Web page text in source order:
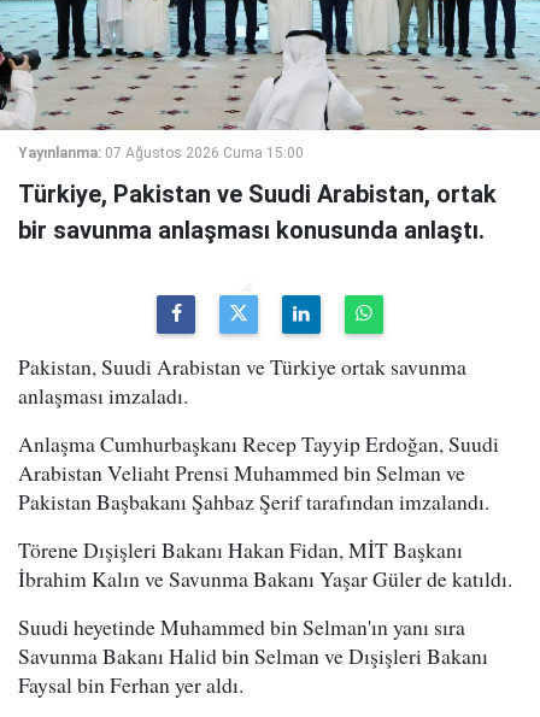
Yayınlanma: 07 Ağustos 2026 Cuma 15:00
Türkiye, Pakistan ve Suudi Arabistan, ortak
bir savunma anlaşması konusunda anlaştı.
Pakistan, Suudi Arabistan ve Türkiye ortak savunma
anlaşması imzaladı.
Anlaşma Cumhurbaşkanı Recep Tayyip Erdoğan, Suudi
Arabistan Veliaht Prensi Muhammed bin Selman ve
Pakistan Başbakanı Şahbaz Şerif tarafından imzalandı.
Törene Dışişleri Bakanı Hakan Fidan, MİT Başkanı
İbrahim Kalın ve Savunma Bakanı Yaşar Güler de katıldı.
Suudi heyetinde Muhammed bin Selman'ın yanı sıra
Savunma Bakanı Halid bin Selman ve Dışişleri Bakanı
Faysal bin Ferhan yer aldı.